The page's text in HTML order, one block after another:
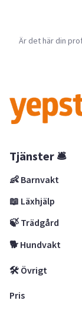
Är det här din
Tjänster 🛎
👶 Barnvakt
📖 Läxhjälp
🍃 Trädgård
🐕 Hundvakt
🛠 Övrigt
Pris